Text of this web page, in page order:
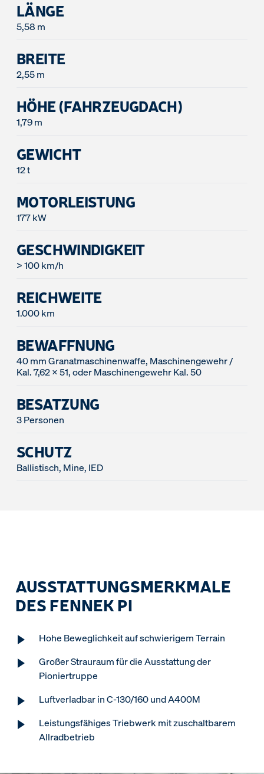
LÄNGE
5,58 m
BREITE
2,55 m
HÖHE (FAHRZEUGDACH)
1,79 m
GEWICHT
12 t
MOTORLEISTUNG
177 kW
GESCHWINDIGKEIT
> 100 km/h
REICHWEITE
1.000 km
BEWAFFNUNG
40 mm Granatmaschinenwaffe, Maschinengewehr /
Kal. 7,62 x 51, oder Maschinengewehr Kal. 50
BESATZUNG
3 Personen
SCHUTZ
Ballistisch, Mine, IED
AUSSTATTUNGSMERKMALE
DES FENNEK PI
Hohe Beweglichkeit auf schwierigem Terrain
Großer Strauraum für die Ausstattung der
Pioniertruppe
Luftverladbar in C-130/160 und A400M
Leistungsfähiges Triebwerk mit zuschaltbarem
Allradbetrieb